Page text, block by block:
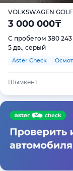
VOLKSWAGEN
3 000 000₸
С пробегом 380 243
5 дв., серый
Aster Check
Шымкент